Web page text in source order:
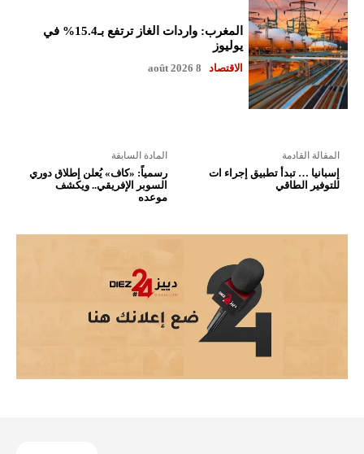
المغرب: واردات الغاز ترتفع بـ15.4% في
يوليوز
الاقتصاد 8 août 2026
المادة السابقة
رسمياً: «كاف» يُعلن إطلاق دوري
السوبر الإفريقي.. ويكشف
موعده
المقالة القادمة
إسبانيا … تبدأ تطبيق إجراء ات
للتوفير الطاقي